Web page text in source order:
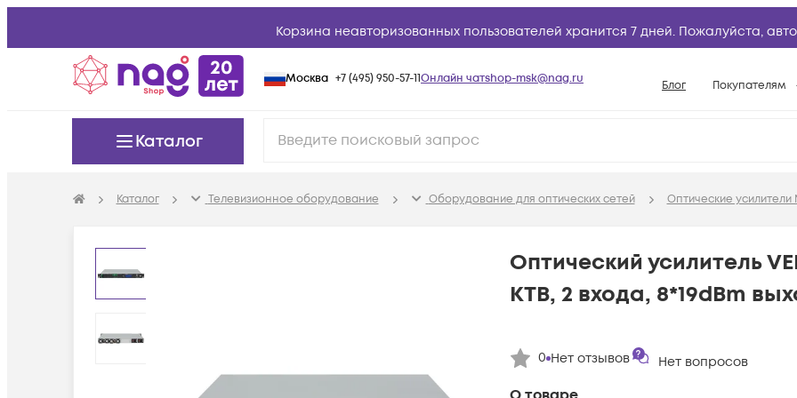
Корзина неавторизованных пользователей хранится 7 дней. Пожалуйста,
Москва +7 (495) 950-57-11Онлайн чатshop-msk@nag.ru Блог Покупателям
Условия
Возврат
Вопросы и
Конфигураторы
Каталог
Каталог Телевизионное оборудование Оборудование для оптических сетей Оптические усилители
Оптический усилитель
КТВ, 2 входа, 8*19dBm
0 Нет отзывов Нет вопросов